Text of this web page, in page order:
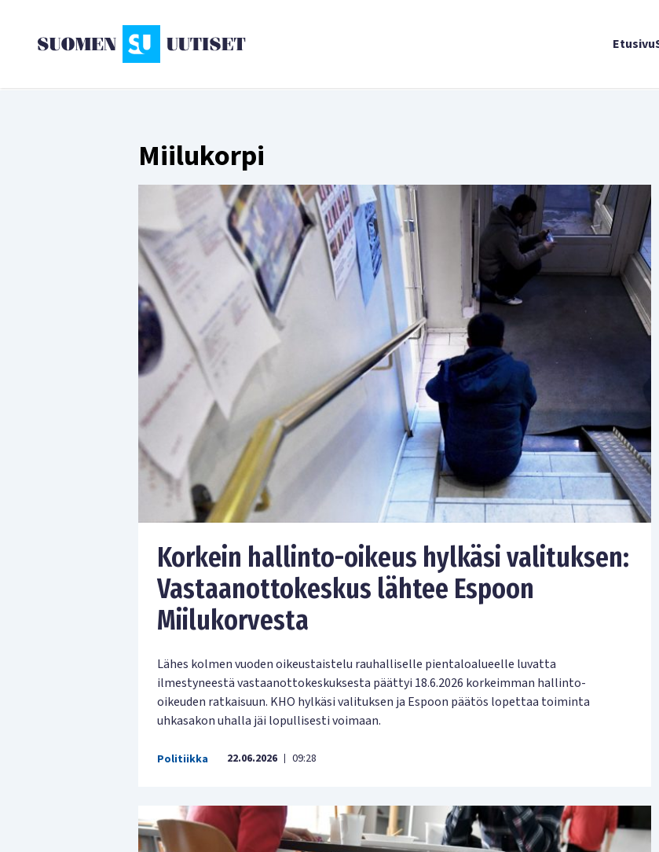
Etusivu
Miilukorpi
Korkein hallinto-oikeus hylkäsi valituksen:
Vastaanottokeskus lähtee Espoon
Miilukorvesta
Lähes kolmen vuoden oikeustaistelu rauhalliselle pientaloalueelle luvatta
ilmestyneestä vastaanottokeskuksesta päättyi 18.6.2026 korkeimman hallinto-
oikeuden ratkaisuun. KHO hylkäsi valituksen ja Espoon päätös lopettaa toiminta
uhkasakon uhalla jäi lopullisesti voimaan.
Politiikka 22.06.2026 | 09:28